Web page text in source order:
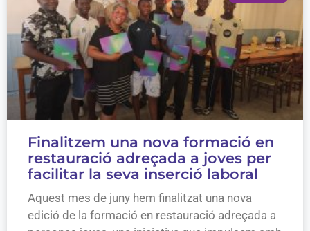
Finalitzem una nova formació en
restauració adreçada a joves per
facilitar la seva inserció laboral
Aquest mes de juny hem finalitzat una nova
edició de la formació en restauració adreçada a